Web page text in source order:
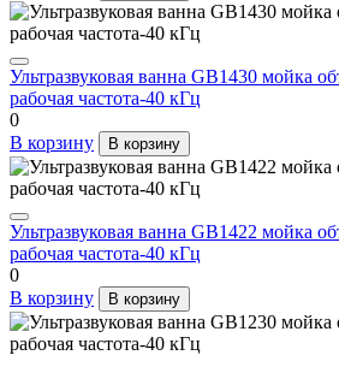
Ультразвуковая ванна GB1430 мойка
рабочая частота-40 кГц
0
В корзину
В корзину
Ультразвуковая ванна GB1422 мойка
рабочая частота-40 кГц
0
В корзину
В корзину